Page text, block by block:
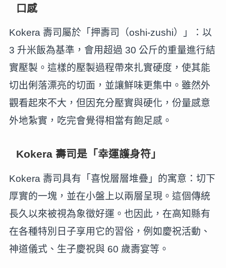
口感
Kokera 壽司屬於「押壽司（oshi-zushi）」：以
3 升米飯為基準，會用超過 30 公斤的重量進行結
實壓製。這樣的壓製過程帶來扎實硬度，使其能
切出俐落漂亮的切面，並讓鮮味更集中。雖然外
觀看起來不大，但因充分壓實與硬化，份量感意
外地紮實，吃完會覺得相當有飽足感。
Kokera 壽司是「幸運護身符」
Kokera 壽司具有「喜悅層層堆疊」的寓意：切下
厚實的一塊，並在小盤上以兩層呈現。這個傳統
長久以來被視為象徵好運。也因此，在高知縣有
在各種特別日子享用它的習俗，例如慶祝活動、
神道儀式、生子慶祝與 60 歲壽宴等。